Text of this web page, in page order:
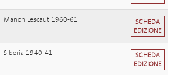
Manon Lescaut 1960-61
SCHEDA
EDIZIONE
Siberia 1940-41
SCHEDA
EDIZIONE